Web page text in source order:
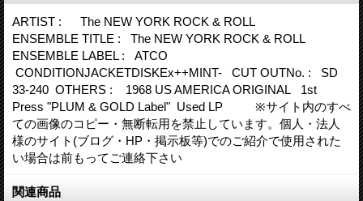
ARTIST : The NEW YORK ROCK & ROLL
ENSEMBLE TITLE : The NEW YORK ROCK & ROLL
ENSEMBLE LABEL : ATCO
CONDITIONJACKETDISKEx++MINT- CUT OUTNo. : SD
33-240 OTHERS : 1968 US AMERICA ORIGINAL 1st
Press "PLUM & GOLD Label" Used LP ※サイト内のすべ
ての画像のコピー・無断転用を禁止しています。個人・法人
様のサイト(ブログ・HP・掲示板等)でのご紹介で使用された
い場合は前もってご連絡下さい
関連商品